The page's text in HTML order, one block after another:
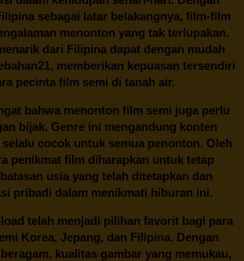
sebagai latar belakangnya, film-film
menonton yang tak terlupakan.
dari Filipina dapat dengan mudah
, memberikan kepuasan tersendiri
pecinta film semi di tanah air.
bahwa menonton film semi juga perlu
bijak. Genre ini mengandung konten
cocok untuk semua penonton. Oleh
penikmat film diharapkan untuk tetap
usia yang telah ditetapkan dan
pribadi dalam menikmati hiburan ini.
telah menjadi pilihan favorit bagi para
Korea, Jepang, dan Filipina. Dengan
kualitas gambar yang memukau,